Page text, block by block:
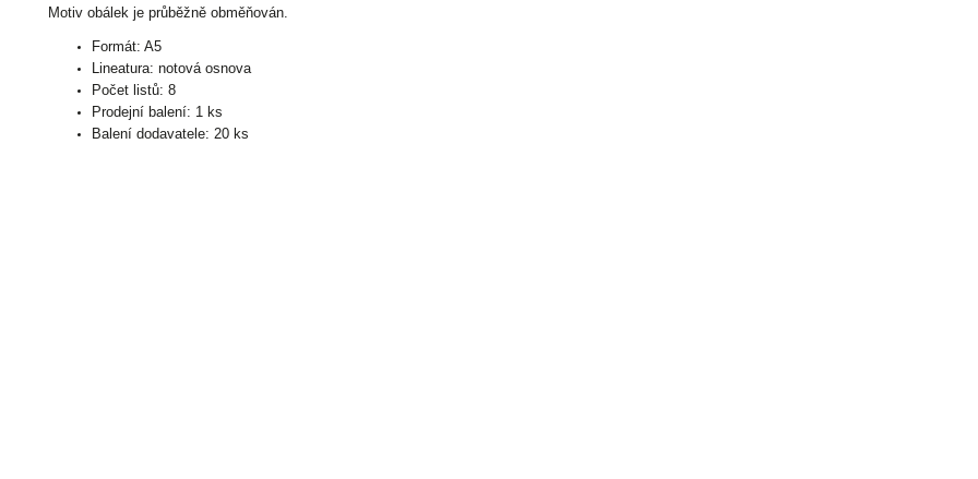
Motiv obálek je průběžně obměňován.
Formát: A5
Lineatura: notová osnova
Počet listů: 8
Prodejní balení: 1 ks
Balení dodavatele: 20 ks